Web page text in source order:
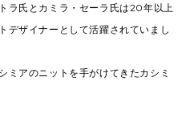
ラ氏とカミラ・セーラ氏は20年以上
デザイナーとして活躍されていまし
ミアのニットを手がけてきたカシミ